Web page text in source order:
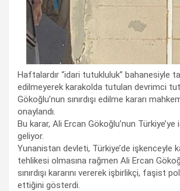
Haftalardır “idari tutukluluk” bahanesiyle
edilmeyerek karakolda tutulan devrimci
Gökoğlu’nun sınırdışı edilme kararı
onaylandı.
Bu karar, Ali Ercan Gökoğlu’nun Türkiye’ye
geliyor.
Yunanistan devleti, Türkiye’de işkenceyle
tehlikesi olmasına rağmen Ali Ercan
sınırdışı kararını vererek işbirlikçi, faşist
ettiğini gösterdi.